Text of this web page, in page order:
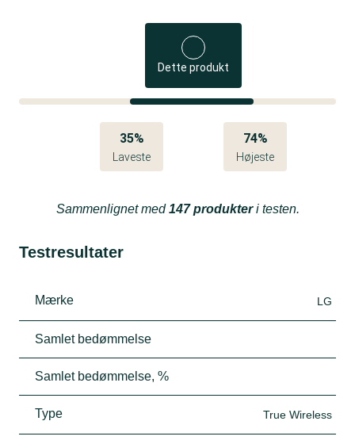
Dette produkt
35%
Laveste
74%
Højeste
Sammenlignet med147 produkteri testen.
Testresultater
Mærke LG
Samlet bedømmelse
Samlet bedømmelse, %
Type True Wireless